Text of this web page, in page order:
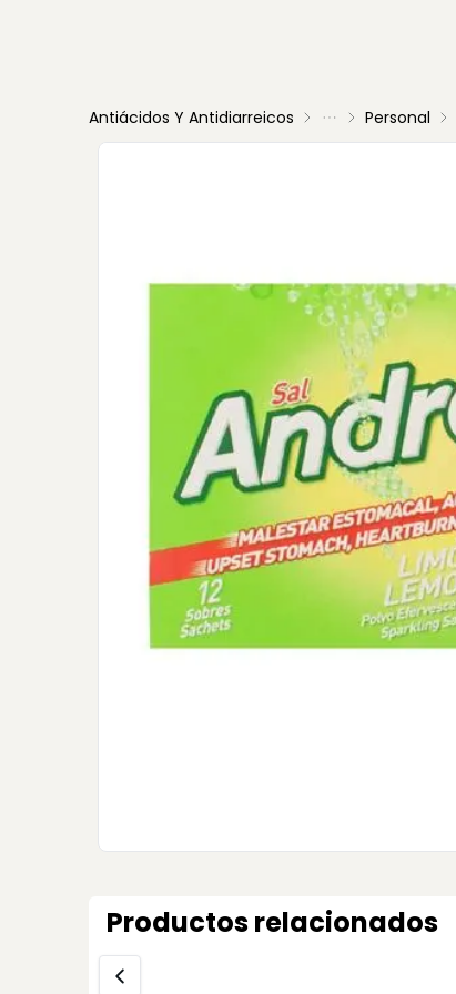
Antiácidos Y Antidiarreicos Personal
Productos relacionados